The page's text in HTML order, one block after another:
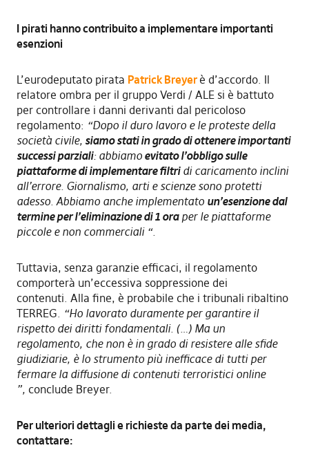
I pirati hanno contribuito a implementare importanti
esenzioni
L’eurodeputato pirata Patrick Breyerè d’accordo. Il
relatore ombra per il gruppo Verdi / ALE si è battuto
per controllare i danni derivanti dal pericoloso
regolamento: “Dopo il duro lavoro e le proteste della
società civile, siamo stati in grado di ottenere importanti
successi parziali: abbiamoevitato l’obbligo sulle
piattaforme di implementare filtridi caricamento inclini
all’errore. Giornalismo, arti e scienze sono protetti
adesso. Abbiamo anche implementato un’esenzione dal
termine per l’eliminazione di 1 oraper le piattaforme
piccole e non commerciali “.
Tuttavia, senza garanzie efficaci, il regolamento
comporterà un’eccessiva soppressione dei
contenuti. Alla fine, è probabile che i tribunali ribaltino
TERREG. “Ho lavorato duramente per garantire il
rispetto dei diritti fondamentali. (…) Ma un
regolamento, che non è in grado di resistere alle sfide
giudiziarie, è lo strumento più inefficace di tutti per
fermare la diffusione di contenuti terroristici online
”, conclude Breyer.
Per ulteriori dettagli e richieste da parte dei media,
contattare: